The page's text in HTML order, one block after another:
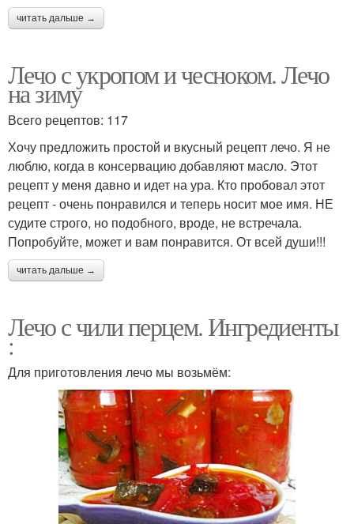
читать дальше →
Лечо с укропом и чесноком. Лечо
на зиму
Всего рецептов: 117
Хочу предложить простой и вкусный рецепт лечо. Я не
люблю, когда в консервацию добавляют масло. Этот
рецепт у меня давно и идет на ура. Кто пробовал этот
рецепт - очень понравился и теперь носит мое имя. НЕ
судите строго, но подобного, вроде, не встречала.
Попробуйте, может и вам понравится. От всей души!!!
читать дальше →
Лечо с чили перцем. Ингредиенты
:
Для приготовления лечо мы возьмём: